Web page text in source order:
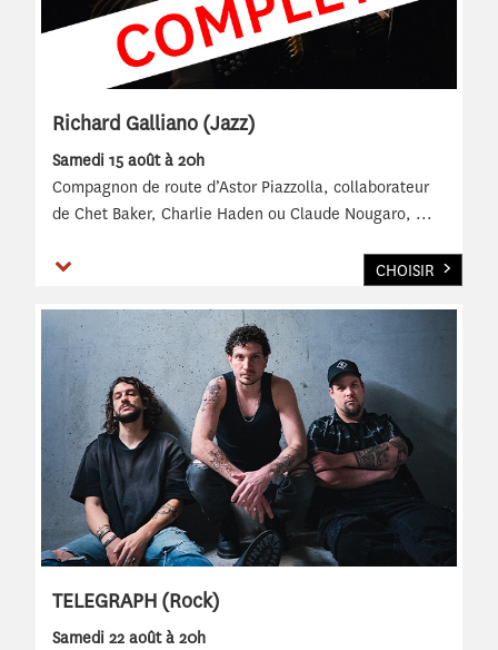
Richard Galliano (Jazz)
Samedi 15 août à 20h
Compagnon de route d’Astor Piazzolla, collaborateur
de Chet Baker, Charlie Haden ou Claude Nougaro, ...
Voir plus
CHOISIR
TELEGRAPH (Rock)
Samedi 22 août à 20h